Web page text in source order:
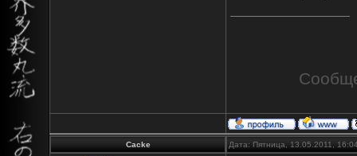
Cacke Дата: Пятница, 13.05.2011,